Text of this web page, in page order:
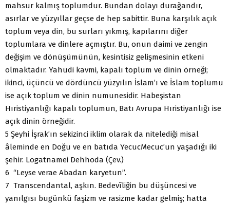
mahsur kalmış toplumdur. Bundan dolayı durağandır,
asırlar ve yüzyıllar geçse de hep sabittir. Buna karşılık açık
toplum veya din, bu surları yıkmış, kapılarını diğer
toplumlara ve dinlere açmıştır. Bu, onun daimi ve zengin
değişim ve dönüşümünün, kesintisiz gelişmesinin etkeni
olmaktadır. Yahudi kavmi, kapalı toplum ve dinin örneği;
ikinci, üçüncü ve dördüncü yüzyılın İslam’ı ve İslam toplumu
ise açık toplum ve dinin numunesidir. Habeşistan
Hıristiyanlığı kapalı toplumun, Batı Avrupa Hıristiyanlığı ise
açık dinin örneğidir.
5 Şeyhi İşrak’ın sekizinci iklim olarak da nitelediği misal
âleminde en Doğu ve en batıda YecucMecuc’un yaşadığı iki
şehir. Logatnamei Dehhoda (Çev.)
6 “Leyse verae Abadan karyetun”.
7 Transcendantal, aşkın. Bedevîliğin bu düşüncesi ve
yanılgısı bugünkü faşizm ve rasizme kadar gelmiş; hatta